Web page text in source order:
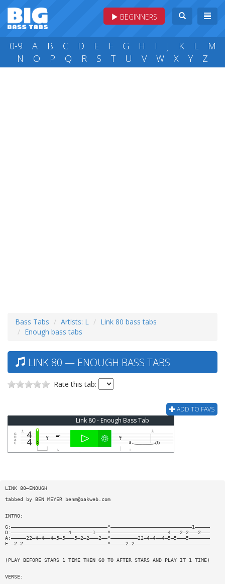
BEGINNERS
0-9 A B C D E F G H I J K L
M
N
O P Q R S T U V W X Y Z
Bass Tabs Artists: L
Link 80 bass tabs
Enough bass tabs
LINK 80 — ENOUGH BASS TABS
Rate this tab:
ADD TO FAVS
Link 80 - Enough Bass Tab
LINK 80—ENOUGH
tabbed by BEN MEYER
benm@oakweb.com
INTRO:
G:————————————————————————————————*———————————————————————————1—————
D:———————————————————4———————1————*———————————————————4———2—2———2———
A:—————22—4—4——4—5—5———5—2—2———2——*—————————22—4—4——4—5—5———5———————
E:—2—2————————————————————————————*—————2—2—————————————————————————
(PLAY BEFORE STARS 1 TIME THEN GO TO AFTER STARS AND PLAY IT 1 TIME)
VERSE: